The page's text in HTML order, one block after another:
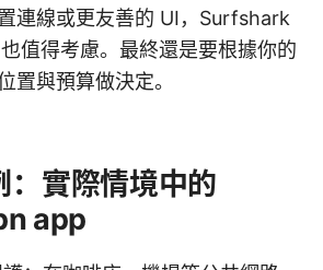
連線或更友善的 UI，Surfshark
值得考慮。最終還是要根據你的
置與預算做決定。
：實際情境中的
app